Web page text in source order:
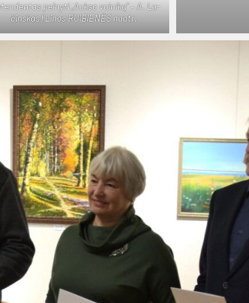
pel­ny­ti „Auk­so vai­ni­ką“ – A. Lu­
čins­kas | Li­nos RUI­BIE­NĖS nuo­tr.